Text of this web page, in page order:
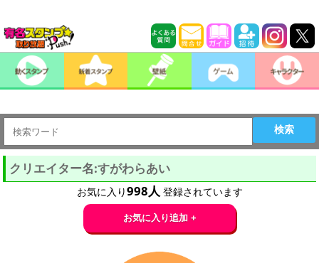
検索
クリエイター名:すがわらあい
お気に入り998人 登録されています
お気に入り追加 +